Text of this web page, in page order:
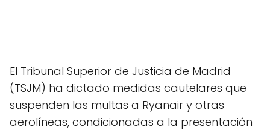
El Tribunal Superior de Justicia de Madrid
(TSJM) ha dictado medidas cautelares que
suspenden las multas a Ryanair y otras
aerolíneas, condicionadas a la presentación